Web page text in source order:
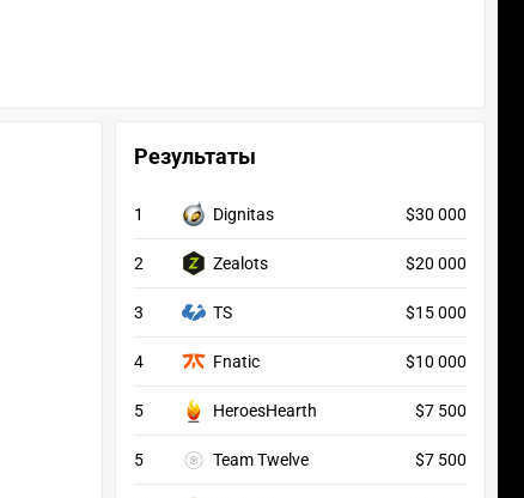
Результаты
1 Dignitas $30 000
2 Zealots $20 000
3 TS $15 000
4 Fnatic $10 000
5 HeroesHearth $7 500
5 Team Twelve $7 500